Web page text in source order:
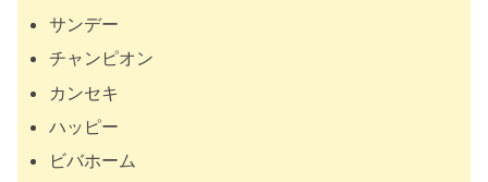
サンデー
チャンピオン
カンセキ
ハッピー
ビバホーム